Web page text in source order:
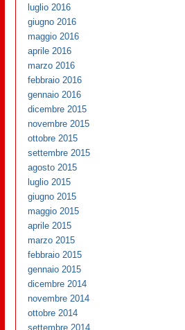
luglio 2016
giugno 2016
maggio 2016
aprile 2016
marzo 2016
febbraio 2016
gennaio 2016
dicembre 2015
novembre 2015
ottobre 2015
settembre 2015
agosto 2015
luglio 2015
giugno 2015
maggio 2015
aprile 2015
marzo 2015
febbraio 2015
gennaio 2015
dicembre 2014
novembre 2014
ottobre 2014
settembre 2014